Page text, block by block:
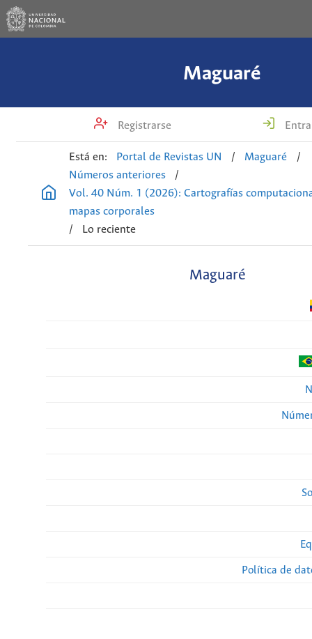
Maguaré
Registrarse
Está en: Portal de Revistas UN / Maguaré
/
Números anteriores
/
Vol. 40 Núm. 1 (2026): Cartografías
mapas corporales
/
Lo reciente
Maguaré
Política de